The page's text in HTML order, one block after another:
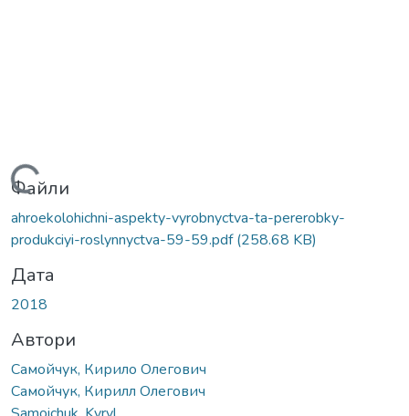
Вантажиться...
Файли
ahroekolohichni-aspekty-vyrobnyctva-ta-pererobky-
produkciyi-roslynnyctva-59-59.pdf(258.68 KB)
Дата
2018
Автори
Самойчук, Кирило Олегович
Самойчук, Кирилл Олегович